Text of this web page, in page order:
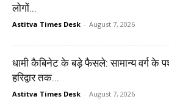
लोगों...
Astitva Times Desk - August 7, 2026
धामी कैबिनेट के बड़े फैसले: सामान्य वर्ग के
हरिद्वार तक...
Astitva Times Desk - August 7, 2026